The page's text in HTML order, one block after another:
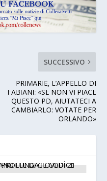
SUCCESSIVO
PRIMARIE, L’APPELLO DI
FABIANI: «SE NON VI PIACE
QUESTO PD, AIUTATECI A
CAMBIARLO: VOTATE PER
ORLANDO»